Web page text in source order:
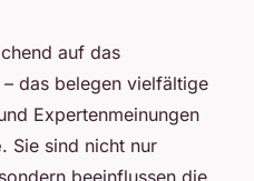
auf das
– das belegen vielfältige
Expertenmeinungen
. Sie sind nicht nur